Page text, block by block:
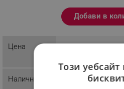
Разглеждате този
Добави в
Цена ПЦД: 45.96 € /
Наличност Налично на склад
Този уебсайт